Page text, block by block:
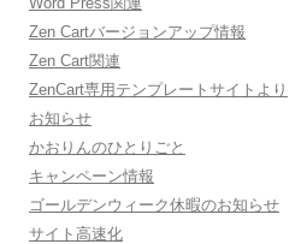
Zen Cartバージョンアップ情報
Zen Cart関連
ZenCart専用テンプレートサイトより
お知らせ
かおりんのひとりごと
キャンペーン情報
ゴールデンウィーク休暇のお知らせ
サイト高速化